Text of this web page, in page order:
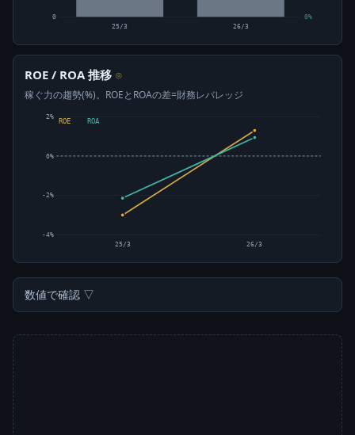
0 0%
25/3 26/3
ROE / ROA 推移 ⊙
稼ぐ力の趨勢(%)。ROEとROAの差=財務レバレッジ
-4%
-2%
0%
2%
ROE ROA
25/3 26/3
数値で確認 ▽